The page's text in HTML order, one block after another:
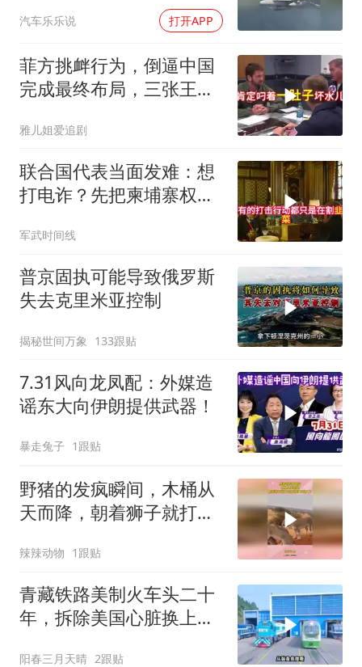
汽车乐乐说 打开APP
菲方挑衅行为，倒逼中国
完成最终布局，三张王牌
雅儿姐爱追剧
联合国代表当面发难：想
打电诈？先把柬埔寨权贵
军武时间线
普京固执可能导致俄罗斯
失去克里米亚控制
揭秘世间万象 133跟贴
7.31风向龙凤配：外媒造
谣东大向伊朗提供武器！
暴走兔子 1跟贴
野猪的发疯瞬间，木桶从
天而降，朝着狮子就打去
辣辣动物 1跟贴
青藏铁路美制火车头二十
年，拆除美国心脏换上绿
阳春三月天晴 2跟贴